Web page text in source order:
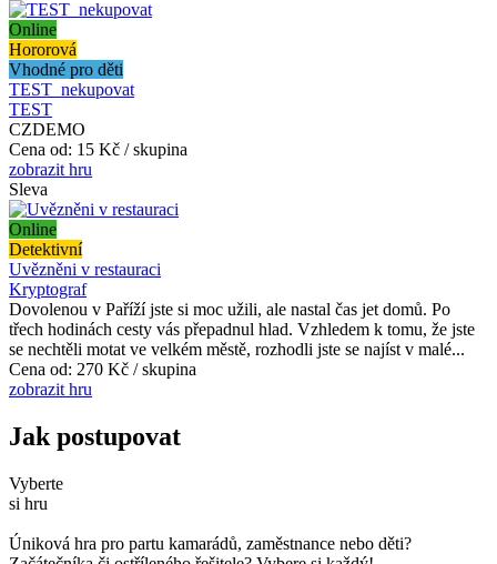
Online
Hororová
Vhodné pro děti
TEST_nekupovat
TEST
CZDEMO
Cena od: 15 Kč / skupina
zobrazit hru
Sleva
Online
Detektivní
Uvězněni v restauraci
Kryptograf
Dovolenou v Paříží jste si moc užili, ale nastal čas jet domů. Po
třech hodinách cesty vás přepadnul hlad. Vzhledem k tomu, že jste
se nechtěli motat ve velkém městě, rozhodli jste se najíst v malé...
Cena od: 270 Kč / skupina
zobrazit hru
Jak postupovat
Vyberte
si hru
Úniková hra pro partu kamarádů, zaměstnance nebo děti?